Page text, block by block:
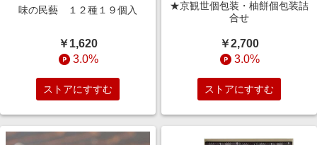
味の民藝 １２種１９個入
￥1,620
3.0%
ストアにすすむ
★京観世個包装・柚餅個包装詰
合せ
￥2,700
3.0%
ストアにすすむ